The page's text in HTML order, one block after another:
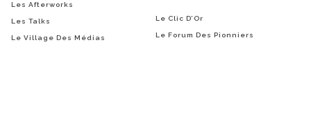
Les Afterworks
Les Talks
Le Village Des Médias
Le Clic D’Or
Le Forum Des Pionniers